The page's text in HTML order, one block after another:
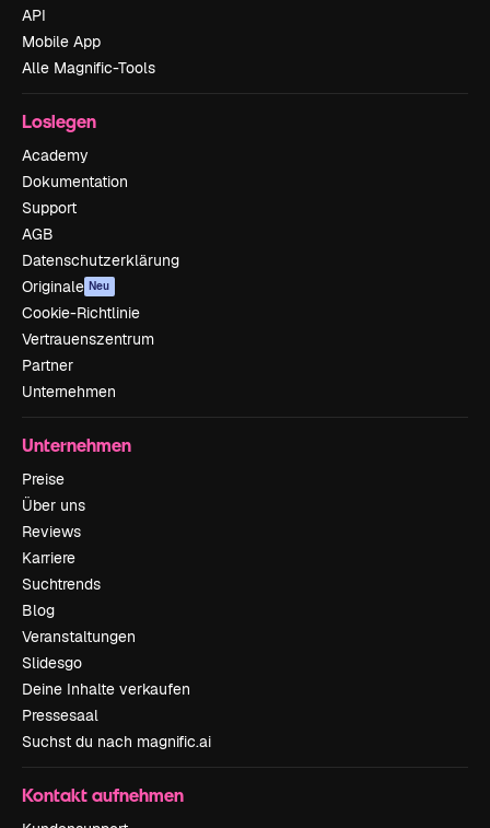
API
Mobile App
Alle Magnific-Tools
Loslegen
Academy
Dokumentation
Support
AGB
Datenschutzerklärung
Originale Neu
Cookie-Richtlinie
Vertrauenszentrum
Partner
Unternehmen
Unternehmen
Preise
Über uns
Reviews
Karriere
Suchtrends
Blog
Veranstaltungen
Slidesgo
Deine Inhalte verkaufen
Pressesaal
Suchst du nach magnific.ai
Kontakt aufnehmen